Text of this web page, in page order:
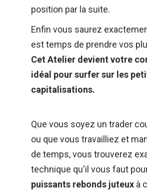
position par la suite.
Enfin vous saurez
Cet Atelier devient votre
idéal pour surfer sur les
capitalisations.
Que vous soyez un trader
ou que vous travailliez et
de temps, vous trouverez
technique qu'il vous faut
puissants rebonds juteux